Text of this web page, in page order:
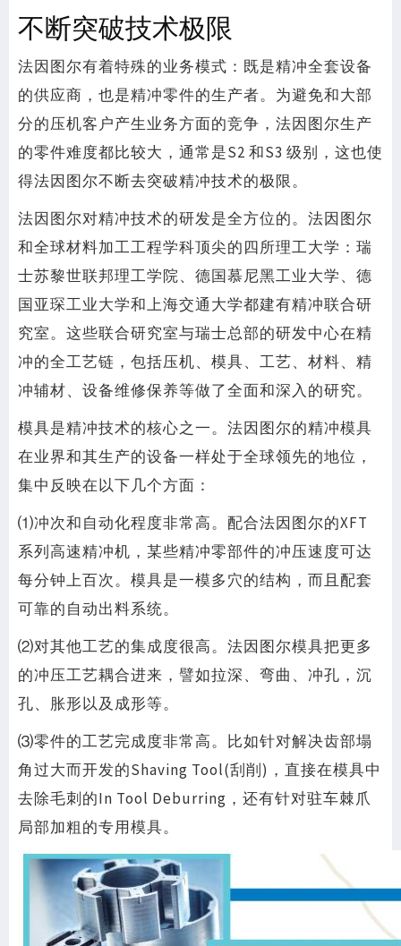
不断突破技术极限
法因图尔有着特殊的业务模式：既是精冲全套设备
的供应商，也是精冲零件的生产者。为避免和大部
分的压机客户产生业务方面的竞争，法因图尔生产
的零件难度都比较大，通常是S2 和S3 级别，这也使
得法因图尔不断去突破精冲技术的极限。
法因图尔对精冲技术的研发是全方位的。法因图尔
和全球材料加工工程学科顶尖的四所理工大学：瑞
士苏黎世联邦理工学院、德国慕尼黑工业大学、德
国亚琛工业大学和上海交通大学都建有精冲联合研
究室。这些联合研究室与瑞士总部的研发中心在精
冲的全工艺链，包括压机、模具、工艺、材料、精
冲辅材、设备维修保养等做了全面和深入的研究。
模具是精冲技术的核心之一。法因图尔的精冲模具
在业界和其生产的设备一样处于全球领先的地位，
集中反映在以下几个方面：
⑴冲次和自动化程度非常高。配合法因图尔的XFT
系列高速精冲机，某些精冲零部件的冲压速度可达
每分钟上百次。模具是一模多穴的结构，而且配套
可靠的自动出料系统。
⑵对其他工艺的集成度很高。法因图尔模具把更多
的冲压工艺耦合进来，譬如拉深、弯曲、冲孔，沉
孔、胀形以及成形等。
⑶零件的工艺完成度非常高。比如针对解决齿部塌
角过大而开发的Shaving Tool(刮削)，直接在模具中
去除毛刺的In Tool Deburring，还有针对驻车棘爪
局部加粗的专用模具。